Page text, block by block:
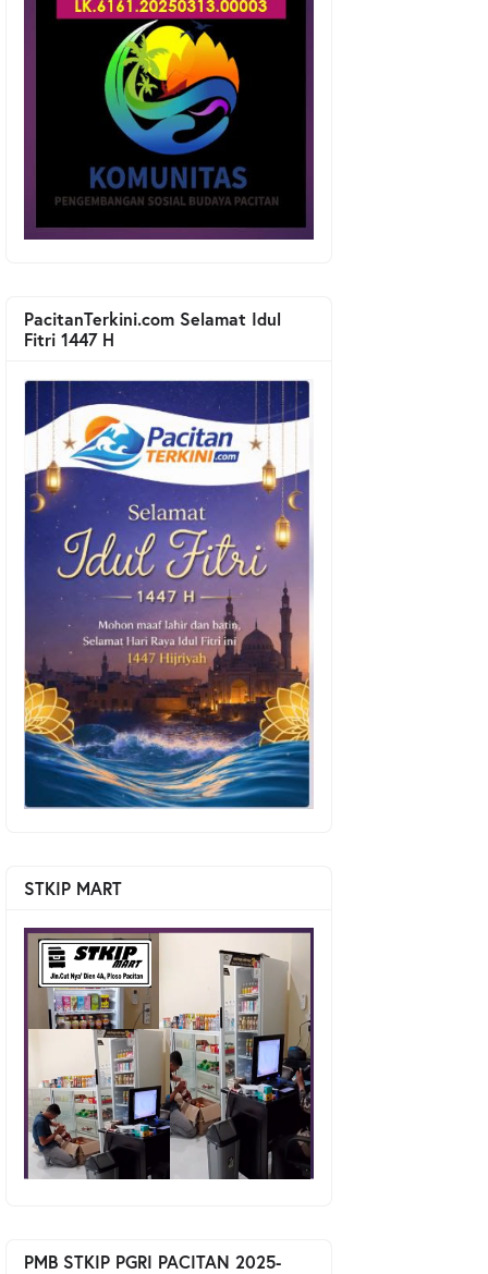
PacitanTerkini.com Selamat Idul
Fitri 1447 H
STKIP MART
PMB STKIP PGRI PACITAN 2025-